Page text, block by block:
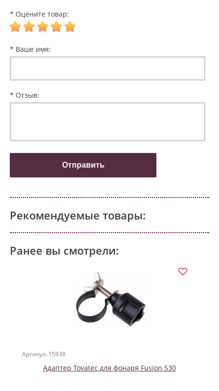
* Оцените товар:
* Ваше имя:
* Отзыв:
Рекомендуемые товары:
Ранее вы смотрели:
Артикул: 15938
Адаптер Tovatec для фонаря Fusion 530